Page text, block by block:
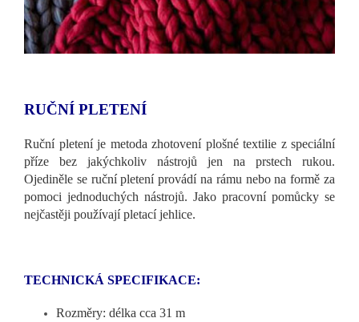
RUČNÍ PLETENÍ
Ruční pletení je metoda zhotovení plošné textilie z speciální
příze bez jakýchkoliv nástrojů jen na prstech rukou.
Ojediněle se ruční pletení provádí na rámu nebo na formě za
pomoci jednoduchých nástrojů. Jako pracovní pomůcky se
nejčastěji používají pletací jehlice.
TECHNICKÁ SPECIFIKACE:
Rozměry: délka cca 31 m